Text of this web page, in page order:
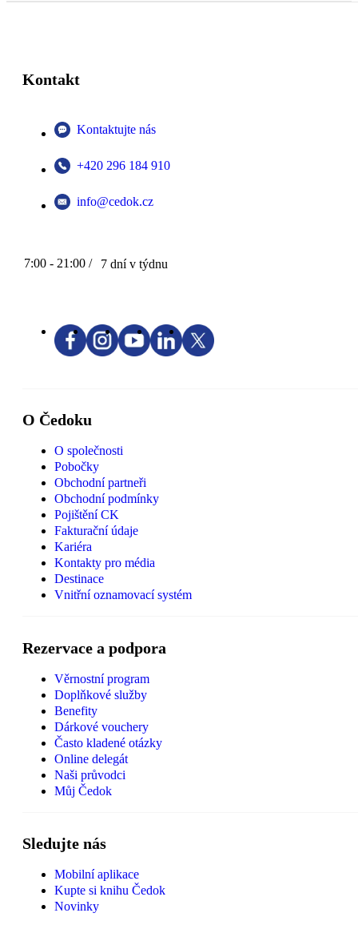
Kontakt
Kontaktujte nás
+420 296 184 910
info@cedok.cz
7:00 - 21:00 / 7 dní v týdnu
O Čedoku
O společnosti
Pobočky
Obchodní partneři
Obchodní podmínky
Pojištění CK
Fakturační údaje
Kariéra
Kontakty pro média
Destinace
Vnitřní oznamovací systém
Rezervace a podpora
Věrnostní program
Doplňkové služby
Benefity
Dárkové vouchery
Často kladené otázky
Online delegát
Naši průvodci
Můj Čedok
Sledujte nás
Mobilní aplikace
Kupte si knihu Čedok
Novinky